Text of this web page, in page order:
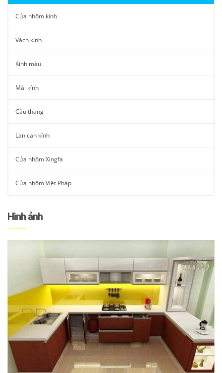
Cửa nhôm kính
Vách kính
Kính màu
Mái kính
Cầu thang
Lan can kính
Cửa nhôm Xingfa
Cửa nhôm Việt Pháp
Hình ảnh